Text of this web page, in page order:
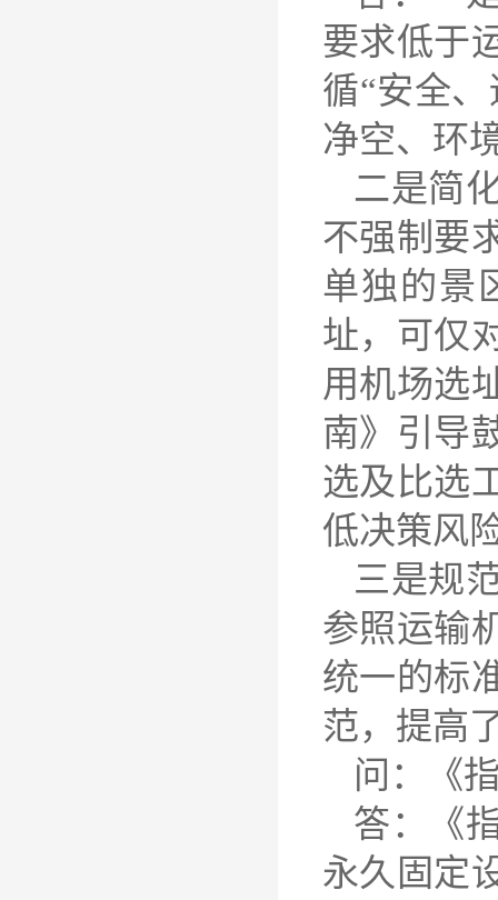
要求低于
循“安全
净空、环
二是简
不强制要
单独的景
址，可仅
用机场选
南》引导
选及比选
低决策风
三是规
参照运输
统一的标
范，提高
问：《
答：《
永久固定